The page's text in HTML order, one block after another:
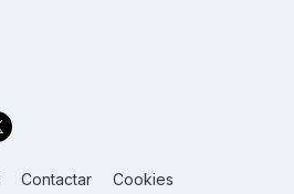
Contactar Cookies